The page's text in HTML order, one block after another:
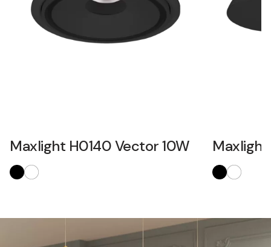
Maxlight H0140 Vector 10W